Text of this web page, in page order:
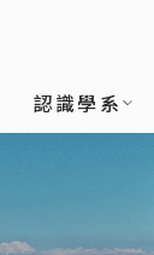
認識學系